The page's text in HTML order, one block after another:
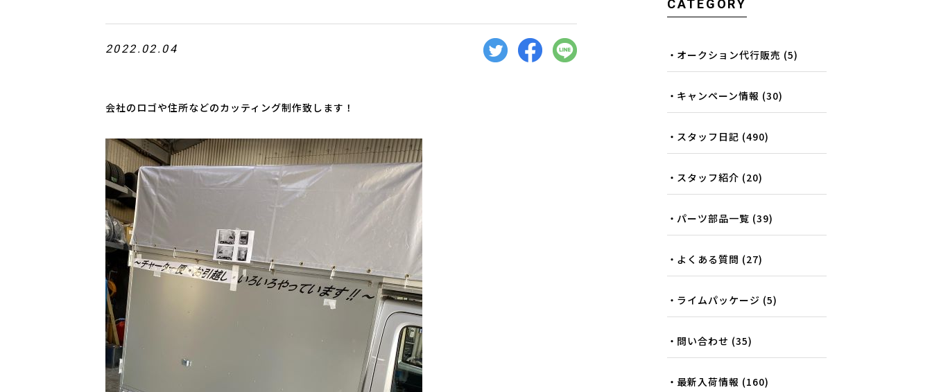
2022.02.04
会社のロゴや住所などのカッティング制作致します！
CATEGORY
オークション代行販売 (5)
キャンペーン情報 (30)
スタッフ日記 (490)
スタッフ紹介 (20)
パーツ部品一覧 (39)
よくある質問 (27)
ライムパッケージ (5)
問い合わせ (35)
最新入荷情報 (160)